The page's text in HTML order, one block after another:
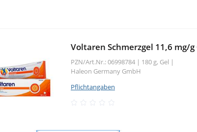
Voltaren Schmerzgel 11,6 mg/g
PZN/Art.Nr.: 06998784 | 180 g, Gel |
Haleon Germany GmbH
Pflichtangaben